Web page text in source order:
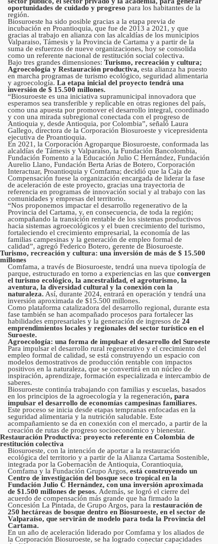
oportunidades de cuidado y progreso para los habitantes de la
región.
Biosuroeste ha sido posible gracias a la etapa previa de
incubación en Proantioquia, que fue de 2013 a 2021, y que
gracias al trabajo en alianza con las alcaldías de los municipios
Valparaiso, Támesis y la Provincia de Cartama y a partir de la
suma de esfuerzos de nueve organizaciones, hoy se consolida
como un referente nacional de restitución social colectiva.
Bajo tres grandes dimensiones: Turismo, recreación y cultura;
Agroecología y Restauración productiva, esta alianza ha puesto
en marcha programas de turismo ecológico, seguridad alimentaria
y agroecología. La etapa inicial del proyecto tendrá una
inversión de $ 15.500 millones.
“Biosuroeste es una iniciativa supramunicipal innovadora que
esperamos sea transferible y replicable en otras regiones del país,
como una apuesta por promover el desarrollo integral, coordinado
y con una mirada subregional conectada con el progreso de
Antioquia y, desde Antioquia, por Colombia”, señaló Laura
Gallego, directora de la Corporación Biosuroeste y vicepresidenta
ejecutiva de Proantioquia.
En 2021, la Corporación Agroparque Biosuroeste, conformada las
alcaldías de Támesis y Valparaíso, la Fundación Bancolombia,
Fundación Fomento a la Educación Julio C Hernández, Fundación
Aurelio Llano, Fundación Berta Arias de Botero, Corporación
Interactuar, Proantioquia y Comfama; decidió que la Caja de
Compensación fuese la organización encargada de liderar la fase
de aceleración de este proyecto, gracias una trayectoria de
referencia en programas de innovación social y al trabajo con las
comunidades y empresas del territorio.
“Nos proponemos impactar el desarrollo regenerativo de la
Provincia del Cartama, y, en consecuencia, de toda la región;
acompañando la transición rentable de los sistemas productivos
hacia sistemas agroecológicos y el buen crecimiento del turismo,
fortaleciendo el crecimiento empresarial, la economía de las
familias campesinas y la generación de empleo formal de
calidad”, agregó Federico Botero, gerente de Biosuroeste.
Turismo, recreación y cultura: una inversión de más de $ 15.500
millones
Comfama, a través de Biosuroeste, tendrá una nueva tipología de
parque, estructurado en torno a experiencias en las que convergen
el turismo ecológico, la ancestralidad, el agroturismo, la
aventura, la diversidad cultural y la conexión con la
naturaleza. Así, durante 2024, entrará en operación y tendrá una
inversión aproximada de $15.500 millones.
Como plataforma catalizadora del desarrollo regional, durante esta
fase también se han acompañado procesos para fortalecer las
habilidades empresariales y la generación de ingresos de 24
emprendimientos locales y regionales del sector turístico en el
Suroeste.
Agroecología: una forma de impulsar el desarrollo del Suroeste
Para impulsar el desarrollo rural regenerativo y el crecimiento del
empleo formal de calidad, se está construyendo un espacio con
modelos demostrativos de producción rentable con impactos
positivos en la naturaleza, que se convertirá en un núcleo de
inspiración, aprendizaje, formación especializada e intercambio de
saberes.
Biosuroeste continúa trabajando con familias y escuelas, basados
en los principios de la agroecología y la regeneración, para
impulsar el desarrollo de economías campesinas familiares.
Este proceso se inicia desde etapas tempranas enfocadas en la
seguridad alimentaria y la nutrición saludable. Este
acompañamiento se da en conexión con el mercado, a partir de la
creación de rutas de progreso socioeconómico y bienestar.
Restauración Productiva: proyecto referente en Colombia de
restitución colectiva
Biosuroeste, con la intención de aportar a la restauración
ecológica del territorio y a partir de la Alianza Cartama Sostenible,
integrada por la Gobernación de Antioquia, Corantioquia,
Comfama y la Fundación Grupo Argos, está construyendo un
Centro de investigación del bosque seco tropical en la
Fundación Julio C Hernández, con una inversión aproximada
de $1.500 millones de pesos. Además, se logró el cierre del
acuerdo de compensación más grande que ha firmado la
Concesión La Pintada, de Grupo Argos, para la restauración de
250 hectáreas de bosque dentro en Biosuroeste, en el sector de
Valparaíso, que servirán de modelo para toda la Provincia del
Cartama.
En un año de aceleración liderado por Comfama y los aliados de
la Corporación Biosuroeste, se ha logrado conectar capacidades